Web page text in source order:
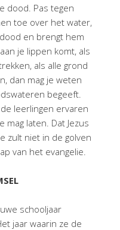
dood. Pas tegen
toe over het water,
en brengt hem
je lippen komt, als
als alle grond
dan mag je weten
begeeft.
leerlingen ervaren
mag laten. Dat Jezus
zult niet in de golven
van het evangelie.
schooljaar
jaar waarin ze de